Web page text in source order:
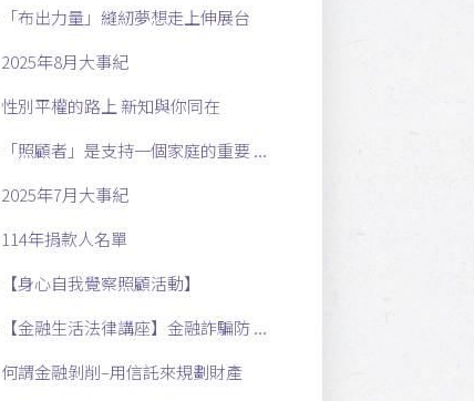
「布出力量」縫紉夢想走上伸展台
2025年8月大事紀
性別平權的路上 新知與你同在
「照顧者」是支持一個家庭的重要 ...
2025年7月大事紀
114年捐款人名單
【身心自我覺察照顧活動】
【金融生活法律講座】金融詐騙防 ...
何謂金融剝削–用信託來規劃財產